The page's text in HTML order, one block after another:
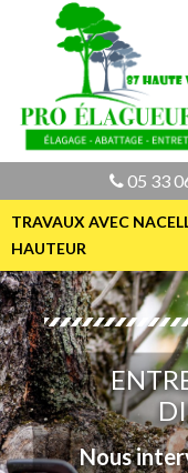
05 33
TRAVAUX AVEC
HAUTEUR
Nous